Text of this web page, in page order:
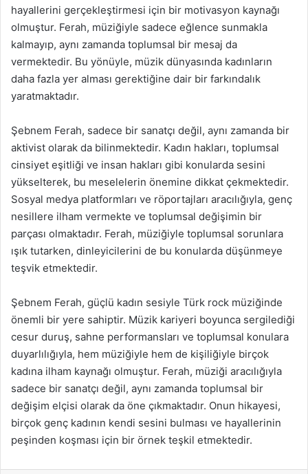
hayallerini gerçekleştirmesi için bir motivasyon kaynağı
olmuştur. Ferah, müziğiyle sadece eğlence sunmakla
kalmayıp, aynı zamanda toplumsal bir mesaj da
vermektedir. Bu yönüyle, müzik dünyasında kadınların
daha fazla yer alması gerektiğine dair bir farkındalık
yaratmaktadır.
Şebnem Ferah, sadece bir sanatçı değil, aynı zamanda bir
aktivist olarak da bilinmektedir. Kadın hakları, toplumsal
cinsiyet eşitliği ve insan hakları gibi konularda sesini
yükselterek, bu meselelerin önemine dikkat çekmektedir.
Sosyal medya platformları ve röportajları aracılığıyla, genç
nesillere ilham vermekte ve toplumsal değişimin bir
parçası olmaktadır. Ferah, müziğiyle toplumsal sorunlara
ışık tutarken, dinleyicilerini de bu konularda düşünmeye
teşvik etmektedir.
Şebnem Ferah, güçlü kadın sesiyle Türk rock müziğinde
önemli bir yere sahiptir. Müzik kariyeri boyunca sergilediği
cesur duruş, sahne performansları ve toplumsal konulara
duyarlılığıyla, hem müziğiyle hem de kişiliğiyle birçok
kadına ilham kaynağı olmuştur. Ferah, müziği aracılığıyla
sadece bir sanatçı değil, aynı zamanda toplumsal bir
değişim elçisi olarak da öne çıkmaktadır. Onun hikayesi,
birçok genç kadının kendi sesini bulması ve hayallerinin
peşinden koşması için bir örnek teşkil etmektedir.